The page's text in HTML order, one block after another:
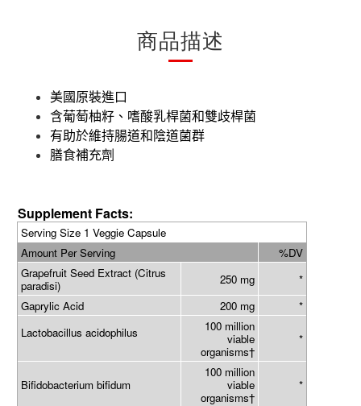
商品描述
美國原裝進口
含葡萄柚籽、嗜酸乳桿菌和雙歧桿菌
有助於維持腸道和陰道菌群
膳食補充劑
Supplement Facts:
Serving Size 1 Veggie Capsule
Amount Per Serving
%DV
Grapefruit Seed Extract (Citrus
paradisi)
250 mg
*
Gaprylic Acid
200 mg
*
Lactobacillus acidophilus
100 million
viable
organisms†
*
Bifidobacterium bifidum
100 million
viable
organisms†
*